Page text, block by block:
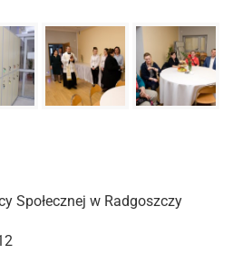
Społecznej w Radgoszczy